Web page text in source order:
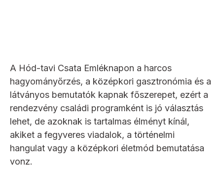
A Hód-tavi Csata Emléknapon a harcos
hagyományőrzés, a középkori gasztronómia és a
látványos bemutatók kapnak főszerepet, ezért a
rendezvény családi programként is jó választás
lehet, de azoknak is tartalmas élményt kínál,
akiket a fegyveres viadalok, a történelmi
hangulat vagy a középkori életmód bemutatása
vonz.